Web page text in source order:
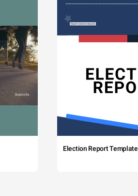
Election Report Template